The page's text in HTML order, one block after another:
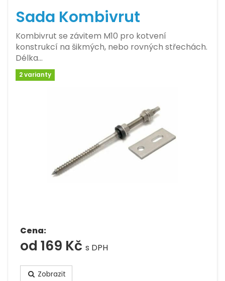
Sada Kombivrut
Kombivrut se závitem M10 pro kotvení
konstrukcí na šikmých, nebo rovných střechách.
Délka…
2 varianty
Cena:
od 169 Kč s DPH
Zobrazit